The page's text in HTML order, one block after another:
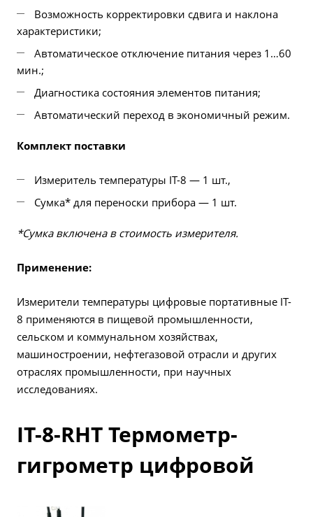
Возможность корректировки сдвига и наклона
характеристики;
Автоматическое отключение питания через 1…60
мин.;
Диагностика состояния элементов питания;
Автоматический переход в экономичный режим.
Комплект поставки
Измеритель температуры IT-8 — 1 шт.,
Сумка* для переноски прибора — 1 шт.
*Cумка включена в стоимость измерителя.
Применение:
Измерители температуры цифровые портативные IT-
8 применяются в пищевой промышленности,
сельском и коммунальном хозяйствах,
машиностроении, нефтегазовой отрасли и других
отраслях промышленности, при научных
исследованиях.
IT-8-RHT Термометр-
гигрометр цифровой